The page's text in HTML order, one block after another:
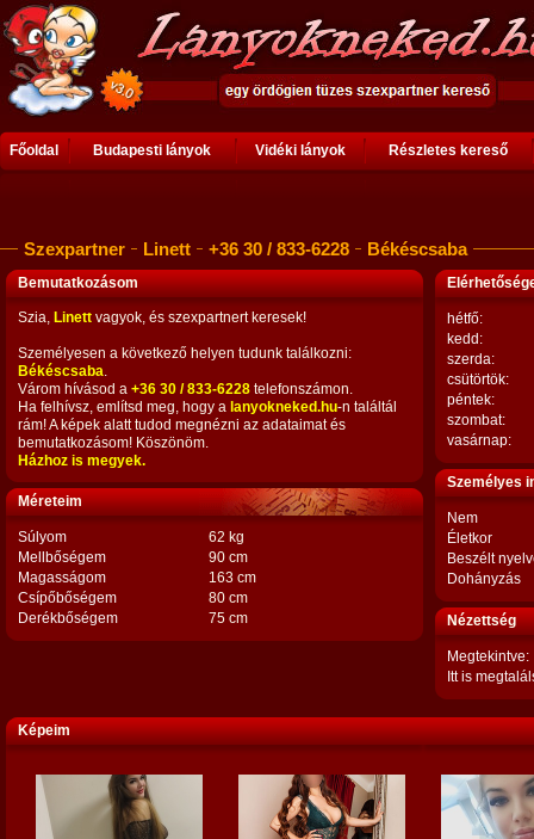
Főoldal Budapesti lányok Vidéki lányok Részletes kereső
Szexpartner Linett +36 30 / 833-6228 Békéscsaba
Bemutatkozásom
Szia, Linett vagyok, és szexpartnert keresek!
Személyesen a következő helyen tudunk találkozni:
Békéscsaba.
Várom hívásod a +36 30 / 833-6228 telefonszámon.
Ha felhívsz, említsd meg, hogy a lanyokneked.hu-n találtál
rám! A képek alatt tudod megnézni az adataimat és
bemutatkozásom! Köszönöm.
Házhoz is megyek.
Méreteim
Súlyom
62 kg
Mellbőségem
90 cm
Magasságom
163 cm
Csípőbőségem
80 cm
Derékbőségem
75 cm
hétfő:
kedd:
szerda:
csütörtök:
péntek:
szombat:
vasárnap:
Személyes
Nem
Életkor
Beszélt
Dohányzás
Nézettség
Megtekintve:
Itt is
Képeim